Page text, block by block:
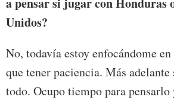
a pensar si jugar con Honduras
Unidos?
No, todavía estoy enfocándome
que tener paciencia. Más adelante
todo. Ocupo tiempo para pensarlo